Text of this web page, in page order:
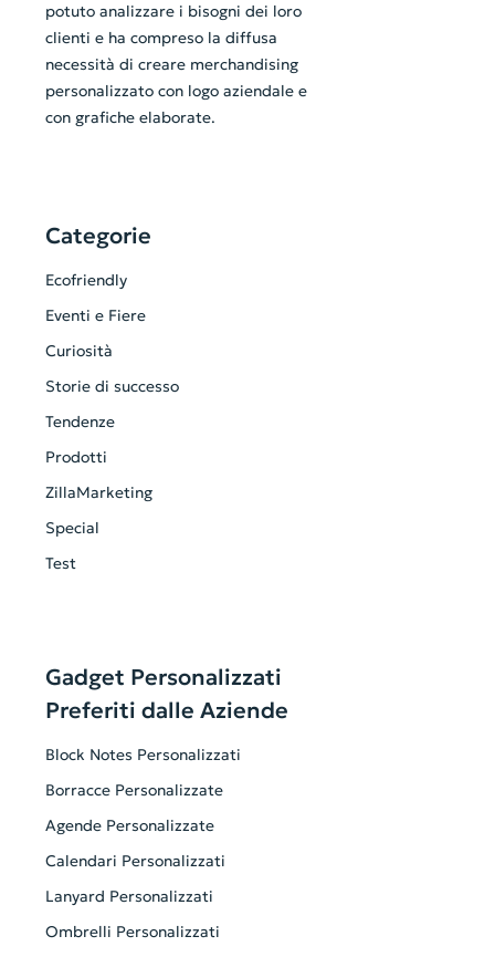
potuto analizzare i bisogni dei loro
clienti e ha compreso la diffusa
necessità di creare merchandising
personalizzato con logo aziendale e
con grafiche elaborate.
Categorie
Ecofriendly
Eventi e Fiere
Curiosità
Storie di successo
Tendenze
Prodotti
ZillaMarketing
Special
Test
Gadget Personalizzati
Preferiti dalle Aziende
Block Notes Personalizzati
Borracce Personalizzate
Agende Personalizzate
Calendari Personalizzati
Lanyard Personalizzati
Ombrelli Personalizzati